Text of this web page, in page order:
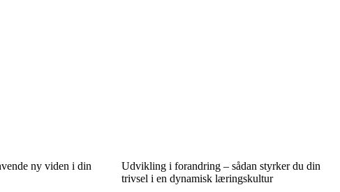
ny viden i din
Udvikling i forandring – sådan styrker du din
trivsel i en dynamisk læringskultur